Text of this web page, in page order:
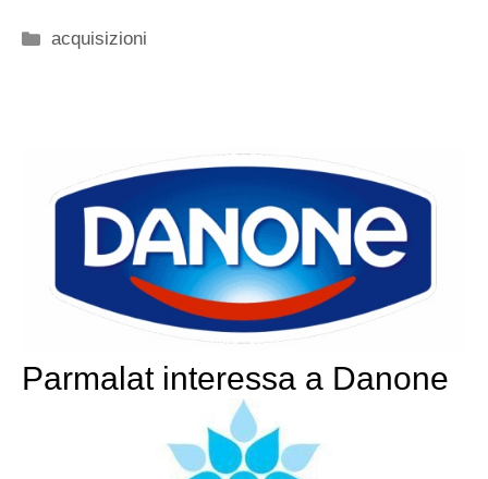
Categorie
acquisizioni
Parmalat interessa a Danone